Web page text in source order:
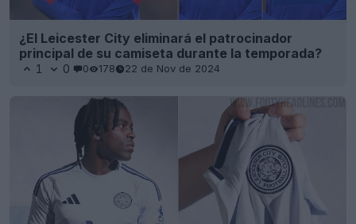
¿El Leicester City eliminará el patrocinador
principal de su camiseta durante la temporada?
1 0 0 178 22 de Nov de 2024